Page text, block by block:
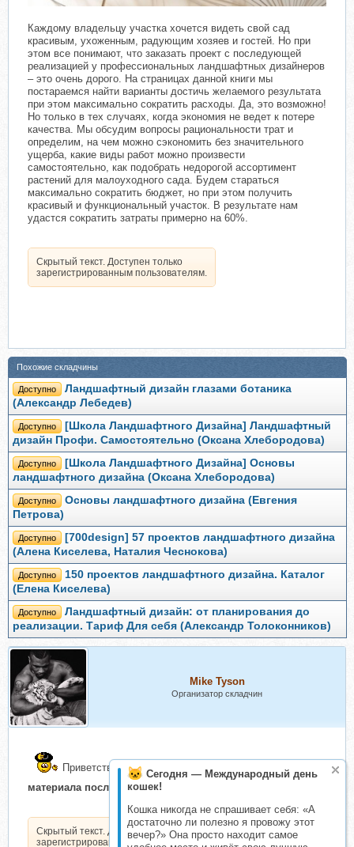
Сегодня — Международный день
кошек!
Кошка никогда не спрашивает себя: «А
достаточно ли полезно я провожу этот
вечер?» Она просто находит самое
Каждому владельцу участка хочется видеть свой сад
красивым, ухоженным, радующим хозяев и гостей. Но при
этом все понимают, что заказать проект с последующей
реализацией у профессиональных ландшафтных дизайнеров
– это очень дорого. На страницах данной книги мы
постараемся найти варианты достичь желаемого результата
при этом максимально сократить расходы. Да, это возможно!
Но только в тех случаях, когда экономия не ведет к потере
качества. Мы обсудим вопросы рациональности трат и
определим, на чем можно сэкономить без значительного
ущерба, какие виды работ можно произвести
самостоятельно, как подобрать недорогой ассортимент
растений для малоуходного сада. Будем стараться
максимально сократить бюджет, но при этом получить
красивый и функциональный участок. В результате нам
удастся сократить затраты примерно на 60%.
Скрытый текст. Доступен только
зарегистрированным пользователям.
Похожие складчины
Доступно
Ландшафтный дизайн глазами ботаника
(Александр Лебедев)
Доступно
[Школа Ландшафтного Дизайна] Ландшафтный
дизайн Профи. Самостоятельно (Оксана Хлебородова)
Доступно
[Школа Ландшафтного Дизайна] Основы
ландшафтного дизайна (Оксана Хлебородова)
Доступно
Основы ландшафтного дизайна (Евгения
Петрова)
Доступно
[700design] 57 проектов ландшафтного дизайна
(Алена Киселева, Наталия Чеснокова)
Доступно
150 проектов ландшафтного дизайна. Каталог
(Елена Киселева)
Доступно
Ландшафтный дизайн: от планирования до
реализации. Тариф Для себя (Александр Толоконников)
Mike Tyson
Организатор складчин
Приветствую тебя, присоединяйся
материала после оплаты)
Скрытый текст. Доступен только
зарегистрированным пользователям.